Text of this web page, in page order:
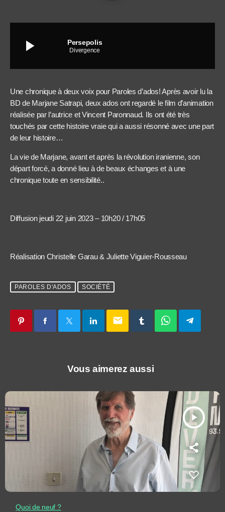
play_arrow Persepolis
Divergence
Une chronique à deux voix pour Paroles d’ados! Après avoir lu la
BD de Marjane Satrapi, deux ados ont regardé le film d’animation
réalisée par l’autrice et Vincent Paronnaud. Ils ont été très
touchés par cette histoire vraie qui a aussi résonné avec une part
de leur histoire…
La vie de Marjane, avant et après la révolution iranienne, son
départ forcé, a donné lieu à de beaux échanges et à une
chronique toute en sensibilité..
Diffusion jeudi 22 juin 2023 – 10h20 / 17h05
Réalisation Christelle Garau & Juliette Viguier-Rousseau
PAROLES D'ADOS SOCIÉTÉ
email
Vous aimerez aussi
play_arrow
Quoi de neuf ?